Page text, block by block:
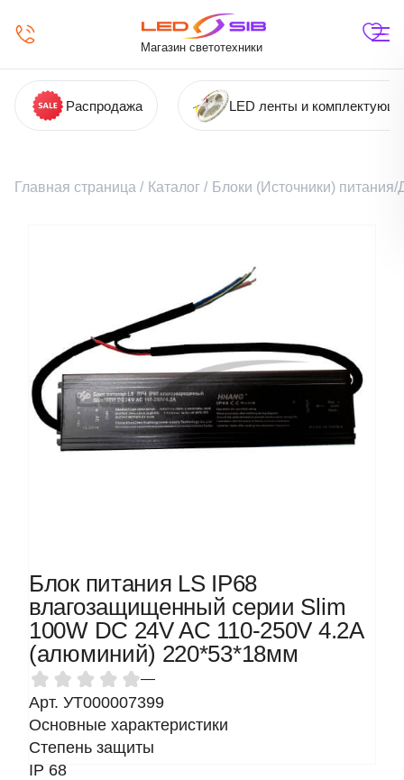
Магазин светотехники
Распродажа LED ленты и
Главная страница / Каталог / Блоки (Источники)
Блок питания LS IP68
влагозащищенный серии Slim
100W DC 24V AC 110-250V 4.2A
(алюминий) 220*53*18мм
—
Арт. УТ000007399
Основные характеристики
Степень защиты
IP 68